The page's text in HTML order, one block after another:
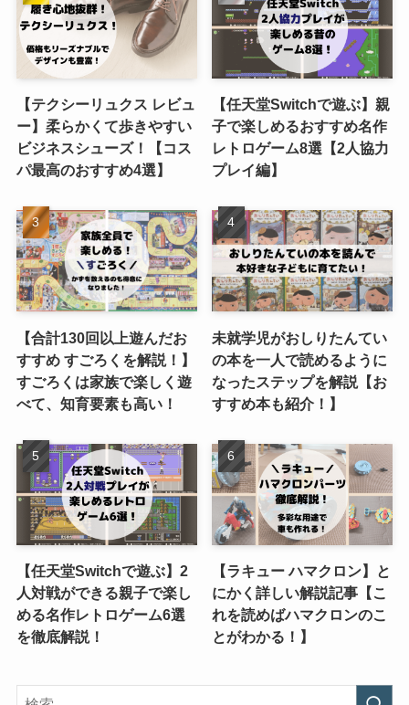
【テクシーリュクス レビュ
ー】柔らかくて歩きやすい
ビジネスシューズ！【コス
パ最高のおすすめ4選】
【任天堂Switchで遊ぶ】親
子で楽しめるおすすめ名作
レトロゲーム8選【2人協力
プレイ編】
【合計130回以上遊んだお
すすめ すごろくを解説！】
すごろくは家族で楽しく遊
べて、知育要素も高い！
未就学児がおしりたんてい
の本を一人で読めるように
なったステップを解説【お
すすめ本も紹介！】
【任天堂Switchで遊ぶ】2
人対戦ができる親子で楽し
める名作レトロゲーム6選
を徹底解説！
【ラキュー ハマクロン】と
にかく詳しい解説記事【こ
れを読めばハマクロンのこ
とがわかる！】